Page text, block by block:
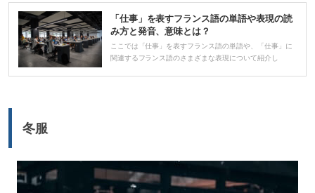
レ
ー
ヤ
ー
「仕事」を表すフランス語の単語や表現の読
み方と発音、意味とは？
ここでは「仕事」を表すフランス語の単語や、「仕事」に
関連するフランス語のさまざまな表現について紹介し
冬服